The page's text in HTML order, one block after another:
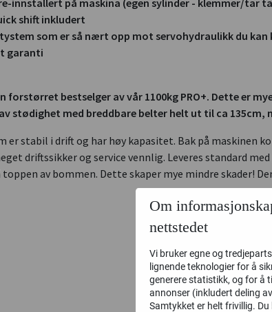
shift inkludert
som er så nært opp mot servohydraulikk du kan
garanti
forstørret bestselger av vår 1100kg PRO+. Dette er
stødighet med breddbare belter helt ut til ca
er stabil i drift og har høy kapasitet. Bak på
driftssikker og service vennlig. Leveres standard
av bommen. Dette skaper mye mindre skader!
Om
nettstedet
Vi bruker egne og
lignende teknologier for å
generere statistikk, og for å
annonser (inkludert deling
Samtykket er helt frivillig.